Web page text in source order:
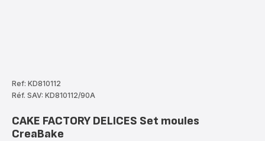
Ref: KD810112
Réf. SAV: KD810112/90A
CAKE FACTORY DELICES Set moules
CreaBake